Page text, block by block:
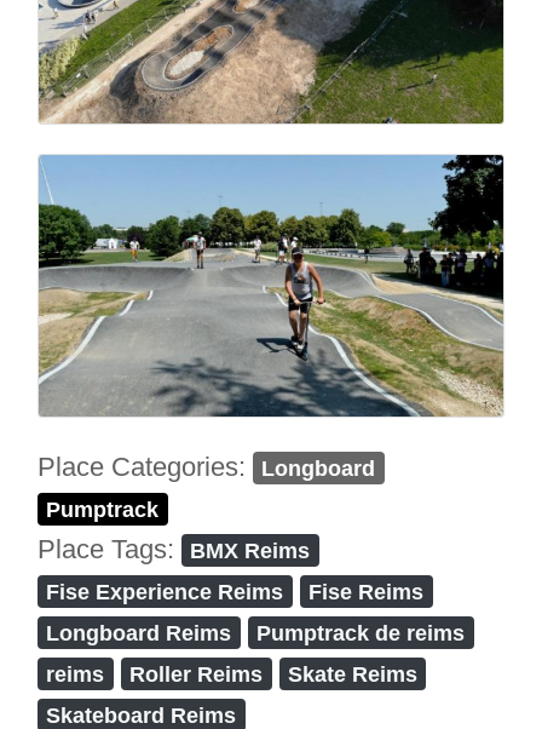
Place Categories:
Longboard
Pumptrack
Place Tags:
BMX Reims
Fise Experience Reims
Fise Reims
Longboard Reims
Pumptrack de reims
reims
Roller Reims
Skate Reims
Skateboard Reims